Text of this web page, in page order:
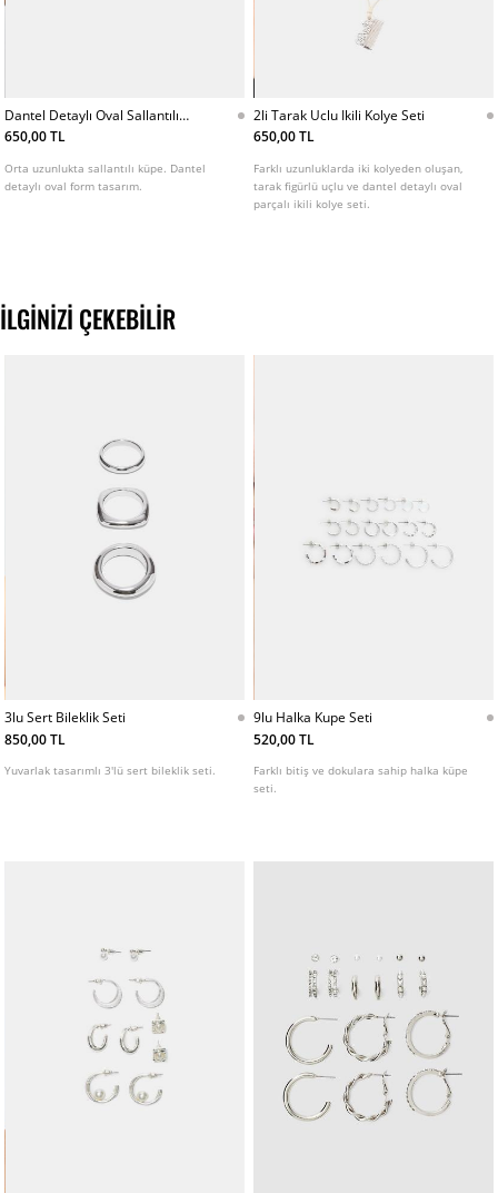
Dantel Detaylı Oval Sallantılı
Kupe
650,00 TL
Orta uzunlukta sallantılı küpe. Dantel
detaylı oval form tasarım.
2li Tarak Uclu Ikili Kolye Seti
650,00 TL
Farklı uzunluklarda iki kolyeden oluşan,
tarak figürlü uçlu ve dantel detaylı oval
parçalı ikili kolye seti.
İLGINIZI ÇEKEBILIR
3lu Sert Bileklik Seti
850,00 TL
Yuvarlak tasarımlı 3'lü sert bileklik seti.
9lu Halka Kupe Seti
520,00 TL
Farklı bitiş ve dokulara sahip halka küpe
seti.